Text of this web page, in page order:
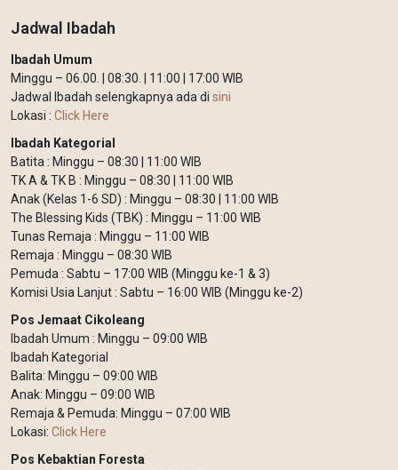
Jadwal Ibadah
Ibadah Umum
Minggu – 06.00. | 08:30. | 11:00 | 17:00 WIB
Jadwal Ibadah selengkapnya ada di sini
Lokasi : Click Here
Ibadah Kategorial
Batita : Minggu – 08:30 | 11:00 WIB
TK A & TK B : Minggu – 08:30 | 11:00 WIB
Anak (Kelas 1-6 SD) : Minggu – 08:30 | 11:00 WIB
The Blessing Kids (TBK) : Minggu – 11:00 WIB
Tunas Remaja : Minggu – 11:00 WIB
Remaja : Minggu – 08:30 WIB
Pemuda : Sabtu – 17:00 WIB (Minggu ke-1 & 3)
Komisi Usia Lanjut : Sabtu – 16:00 WIB (Minggu ke-2)
Pos Jemaat Cikoleang
Ibadah Umum : Minggu – 09:00 WIB
Ibadah Kategorial
Balita: Minggu – 09:00 WIB
Anak: Minggu – 09:00 WIB
Remaja & Pemuda: Minggu – 07:00 WIB
Lokasi: Click Here
Pos Kebaktian Foresta